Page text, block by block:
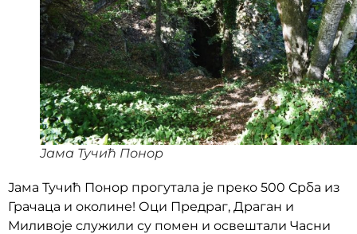
Јама Тучић Понор
Јама Тучић Понор прогутала је преко 500 Срба из
Грачаца и околине! Оци Предраг, Драган и
Миливоје служили су помен и освештали Часни